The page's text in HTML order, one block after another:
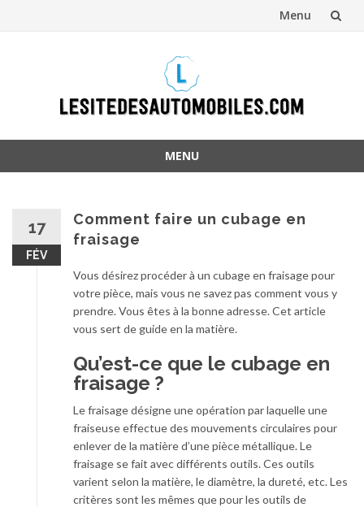
Menu
MENU
17
FÉV
Comment faire un cubage en
fraisage
Vous désirez procéder à un cubage en fraisage pour
votre pièce, mais vous ne savez pas comment vous y
prendre. Vous êtes à la bonne adresse. Cet article
vous sert de guide en la matière.
Qu’est-ce que le cubage en
fraisage ?
Le fraisage désigne une opération par laquelle une
fraiseuse effectue des mouvements circulaires pour
enlever de la matière d’une pièce métallique. Le
fraisage se fait avec différents outils. Ces outils
varient selon la matière, le diamètre, la dureté, etc. Les
critères sont les mêmes que pour les outils de